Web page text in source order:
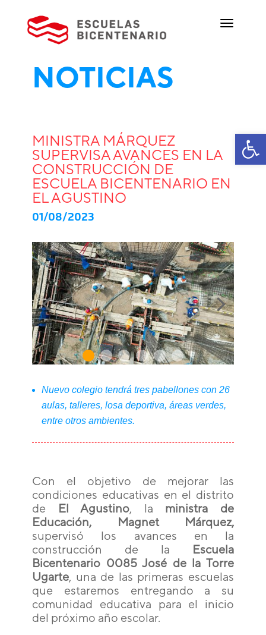
NOTICIAS
MINISTRA MÁRQUEZ
SUPERVISA AVANCES EN LA
CONSTRUCCIÓN DE
ESCUELA BICENTENARIO EN
EL AGUSTINO
01/08/2023
Nuevo colegio tendrá tres pabellones con 26
aulas, talleres, losa deportiva, áreas verdes,
entre otros ambientes.
Con el objetivo de mejorar las
condiciones educativas en el distrito
de El Agustino, la ministra de
Educación, Magnet Márquez,
supervisó los avances en la
construcción de la
Escuela
Bicentenario 0085 José de la Torre
Ugarte, una de las primeras escuelas
que estaremos entregando a su
comunidad educativa para el inicio
del próximo año escolar.